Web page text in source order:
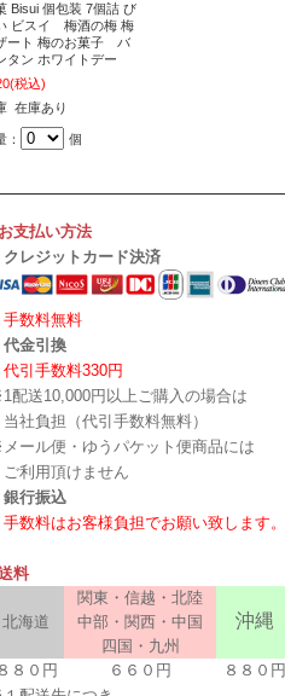
Bisui 個包装 7個詰 び
ビスイ 梅酒の梅 梅
ート 梅のお菓子 バ
タン ホワイトデー
(税込)
在庫あり
： 個
支払い方法
クレジットカード決済
手数料無料
代金引換
代引手数料330円
配送10,000円以上ご購入の場合は
社負担（代引手数料無料）
ール便・ゆうパケット便商品には
利用頂けません
銀行振込
手数料はお客様負担でお願い致します。
料
北海道
関東・信越・北陸
中部・関西・中国
四国・九州
沖縄
８８０円 ６６０円
８８０円